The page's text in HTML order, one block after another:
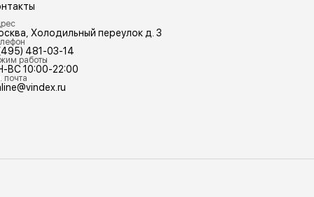
Холодильный переулок д. 3
481-03-14
работы
ВС 10:00-22:00
почта